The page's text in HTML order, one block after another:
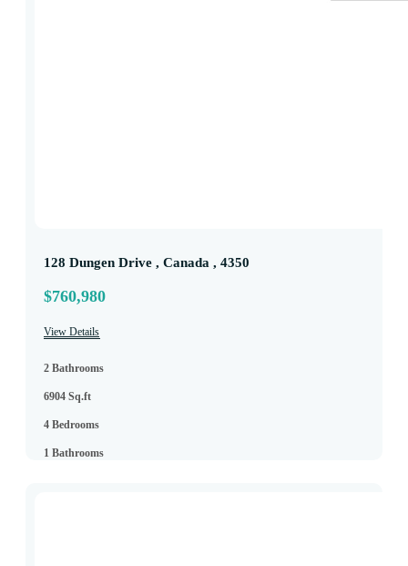
128 Dungen Drive , Canada , 4350
$760,980
View Details
2 Bathrooms
6904 Sq.ft
4 Bedrooms
1 Bathrooms